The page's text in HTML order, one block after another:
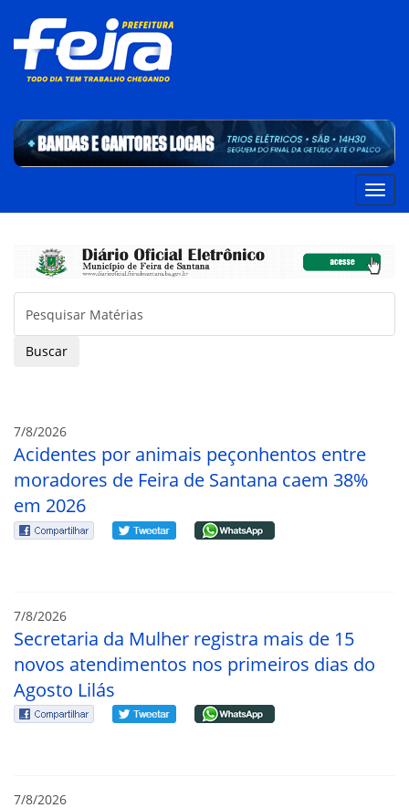
Buscar
7/8/2026
Acidentes por animais peçonhentos entre
moradores de Feira de Santana caem 38%
em 2026
7/8/2026
Secretaria da Mulher registra mais de 15
novos atendimentos nos primeiros dias do
Agosto Lilás
7/8/2026